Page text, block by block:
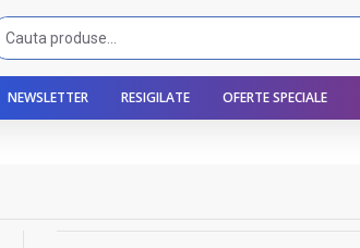
NEWSLETTER RESIGILATE OFERTE SPECIALE